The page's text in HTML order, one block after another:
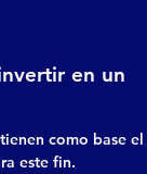
en un